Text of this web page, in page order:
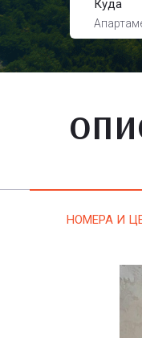
Куда
НОМЕРА И